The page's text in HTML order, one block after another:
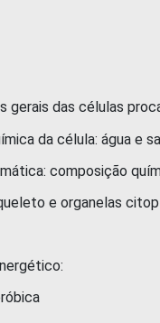
gerais das células
célula: água e sais
composição
e organelas